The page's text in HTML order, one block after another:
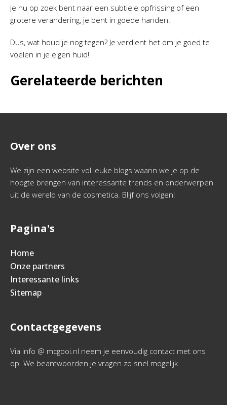
je nu op zoek bent naar een subtiele opfrissing of een
grotere verandering, je bent in goede handen.
Dus, wat houd je nog tegen? Je verdient het om je goed te
voelen in je eigen huid!
Gerelateerde berichten
Over ons
We zijn een website vol leuke blogs waarin we je op de
hoogte brengen van interessante trends en onderwerpen
uit de wereld van de cosmetica. Blijf ons volgen!
Pagina's
Home
Onze partners
Interessante links
Sitemap
Contactgegevens
Via info @ mcgooi.nl neem je eenvoudig contact met ons
op. We beantwoorden je vragen zo snel mogelijk.